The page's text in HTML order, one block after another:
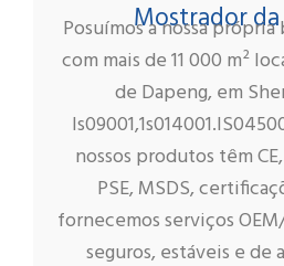
Mostrador da
Posuímos a nossa
com mais de 11 000 m²
de Dapeng, em
nossos produtos têm CE,
PSE, MSDS,
fornecemos serviços
seguros, estáveis e de